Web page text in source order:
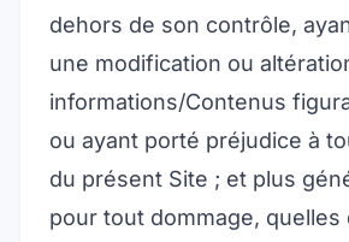
dehors de son contrôle,
une modification ou
informations/Contenus
ou ayant porté préjudice à
du présent Site ; et plus
pour tout dommage, quelles